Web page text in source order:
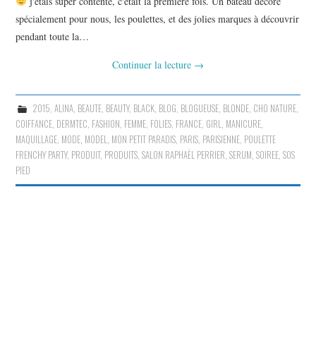
spécialement pour nous, les poulettes, et des jolies marques à découvrir
pendant toute la…
Continuer la lecture →
2015 ALINA, BEAUTE, BEAUTY, BLACK, BLOG BLOGUEUSE, BLONDE, CHO NATURE,
COIFFANCE DERMTEC FASHION FEMME FOLIES FRANCE GIRL MANICURE
MAQUILLAGE MODE MODEL MON PETIT PARADIS PARIS PARISIENNE POULETTE
FRENCHY PARTY, PRODUIT, PRODUITS ,SALON RAPHAËL PERRIER ,SERUM ,SOIREE ,SOS
PIED